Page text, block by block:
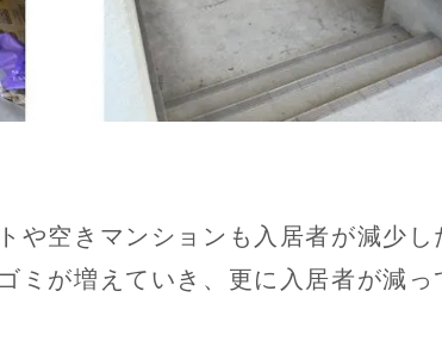
や空きマンションも入居者が減少
ミが増えていき、更に入居者が減